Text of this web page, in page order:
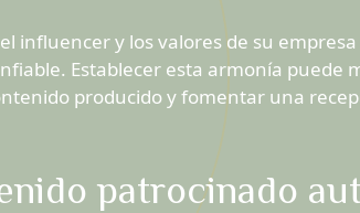
influencer y los valores de su
Establecer esta armonía puede
producido y fomentar una
patrocinado